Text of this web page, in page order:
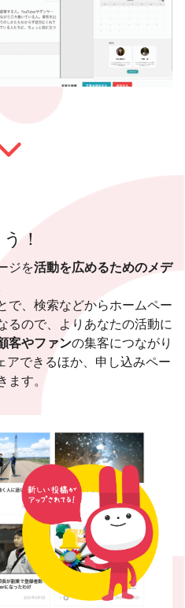
！
ジを活動を広めるためのメデ
で、検索などからホームペー
るので、よりあなたの活動に
客やファンの集客につながり
アできるほか、申し込みペー
す。